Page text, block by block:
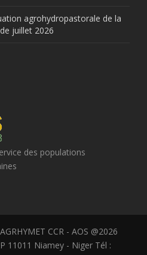
agrohydropastorale de la
juillet 2026
des populations
CCR - AOS @2026
11011 Niamey - Niger Tél :